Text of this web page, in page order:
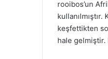
rooibos’un
keşfettikten
hale gelmiştir.